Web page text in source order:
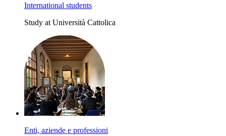
International students
Study at Università Cattolica
Enti, aziende e professioni